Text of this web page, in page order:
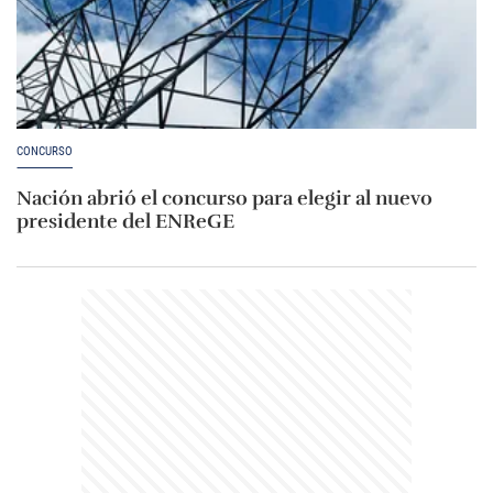
CONCURSO
Nación abrió el concurso para elegir al nuevo
presidente del ENReGE